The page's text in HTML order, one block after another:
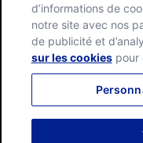
d’informations de
notre site avec nos
de publicité et
sur les cookiespour